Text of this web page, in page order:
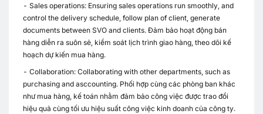
- Sales operations: Ensuring sales operations run smoothly, and
control the delivery schedule, follow plan of client, generate
documents between SVO and clients. Đảm bảo hoạt động bán
hàng diễn ra suôn sẻ, kiểm soát lịch trình giao hàng, theo dõi kế
hoạch dự kiến mua hàng.
- Collaboration: Collaborating with other departments, such as
purchasing and asccounting. Phối hợp cùng các phòng ban khác
như mua hàng, kế toán nhằm đảm bảo công việc được trao đổi
hiệu quả cùng tối ưu hiệu suất công việc kinh doanh của công ty.